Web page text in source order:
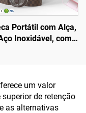
Portátil com Alça,
Inoxidável, com
e Frias, com
Personalizado
um valor
de retenção
as alternativas